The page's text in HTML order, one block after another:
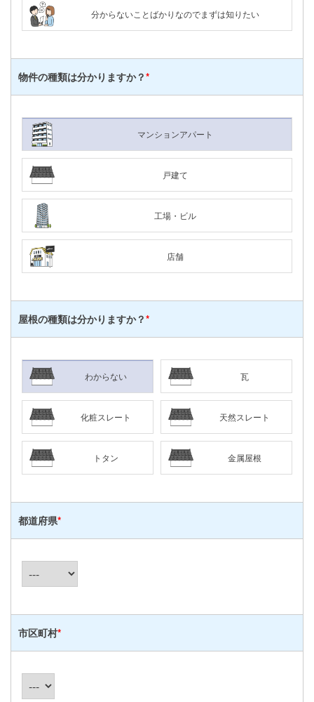
分からないことばかりなのでまずは知りたい
物件の種類は分かりますか？*
マンションアパート
戸建て
工場・ビル
店舗
屋根の種類は分かりますか？*
わからない 瓦
化粧スレート 天然スレート
トタン 金属屋根
都道府県*
市区町村*